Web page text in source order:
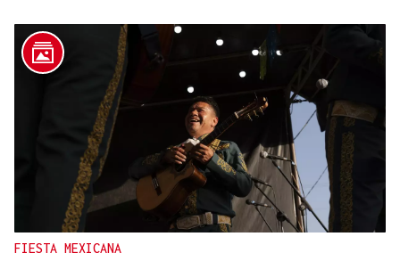
FIESTA MEXICANA